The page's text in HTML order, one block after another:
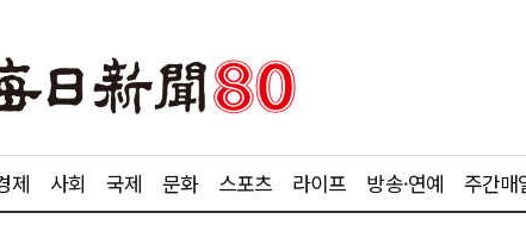
제 사회 국제 문화 스포츠 라이프 방송·연예 주간매